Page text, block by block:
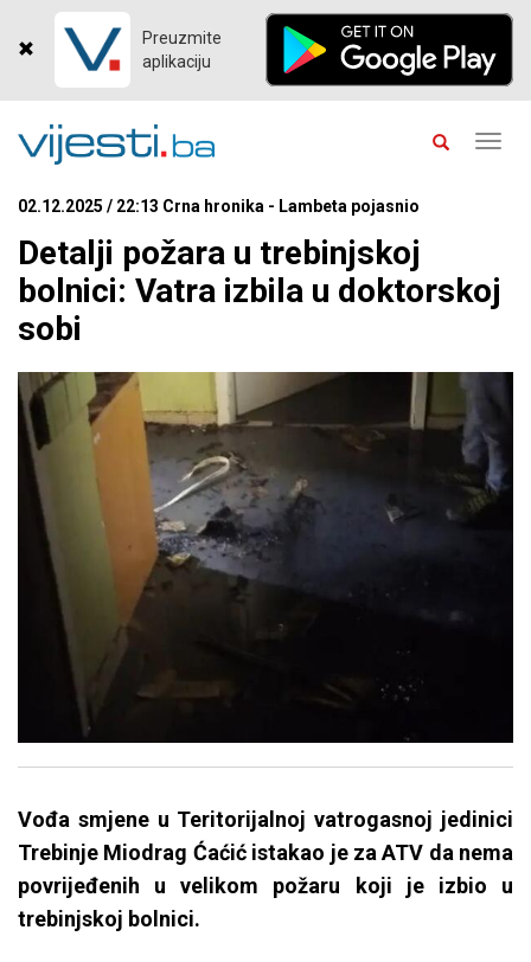
Preuzmite
aplikaciju
02.12.2025 / 22:13 Crna hronika - Lambeta pojasnio
Detalji požara u trebinjskoj
bolnici: Vatra izbila u doktorskoj
sobi
Vođa smjene u Teritorijalnoj vatrogasnoj jedinici
Trebinje Miodrag Ćaćić istakao je za ATV da nema
povrijeđenih u velikom požaru koji je izbio u
trebinjskoj bolnici.